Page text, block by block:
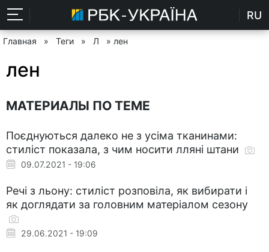
RU
Главная » Теги » Л » лен
лен
МАТЕРИАЛЫ ПО ТЕМЕ
Поєднуються далеко не з усіма тканинами:
стиліст показала, з чим носити лляні штани
09.07.2021 - 19:06
Речі з льону: стиліст розповіла, як вибирати і
як доглядати за головним матеріалом сезону
29.06.2021 - 19:09